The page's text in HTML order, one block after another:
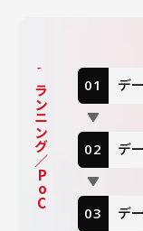
プランニング／PoC デ
デ
デ